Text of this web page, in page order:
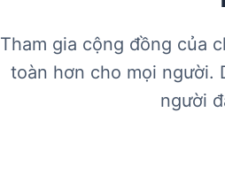
Tham gia cộng đồng của
toàn hơn cho mọi người.
người